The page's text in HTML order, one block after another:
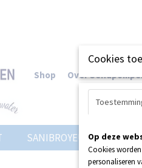
Shop Over
SANIBROYEUR
Cookies
Op deze
Cookies
personaliseren